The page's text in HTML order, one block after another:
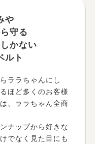
や
守る
かない
ルト
ララちゃんにし
ほど多くのお客様
、ララちゃん全商
ナップから好きな
でなく見た目にも